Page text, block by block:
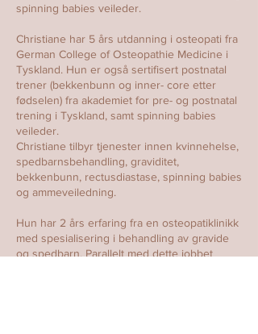
spinning babies veileder.
Christiane har 5 års utdanning i osteopati fra
German College of Osteopathie Medicine i
Tyskland. Hun er også sertifisert postnatal
trener (bekkenbunn og inner- core etter
fødselen) fra akademiet for pre- og postnatal
trening i Tyskland, samt spinning babies
veileder.
Christiane tilbyr tjenester innen kvinnehelse,
spedbarnsbehandling, graviditet,
bekkenbunn, rectusdiastase, spinning babies
og ammeveiledning.
Hun har 2 års erfaring fra en osteopatiklinikk
med spesialisering i behandling av gravide
og spedbarn. Parallelt med dette jobbet